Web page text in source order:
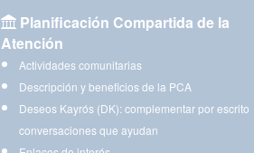
Planificación Compartida de la
Atención
Actividades comunitarias
Descripción y beneficios de la PCA
Deseos Kayrós (DK): complementar por escrito
conversaciones que ayudan